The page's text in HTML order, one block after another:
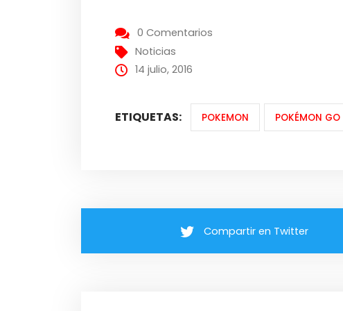
0 Comentarios
Noticias
14 julio, 2016
ETIQUETAS: POKEMON POKÉMON GO
Compartir en Twitter